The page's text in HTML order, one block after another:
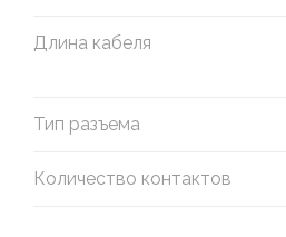
Длина кабеля
Тип разъема
Количество контактов